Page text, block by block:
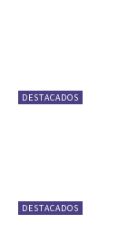
DESTACADOS
DESTACADOS